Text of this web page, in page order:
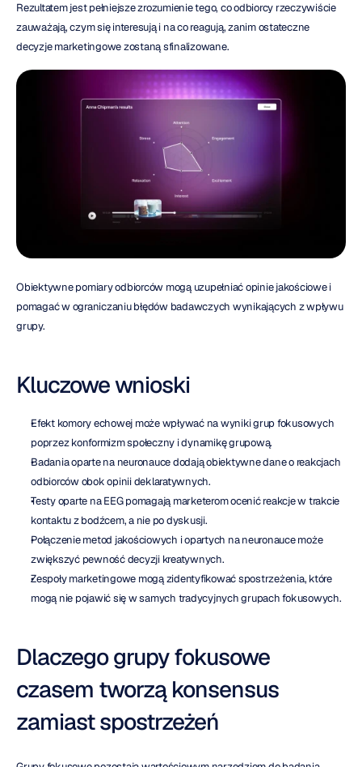
Rezultatem jest pełniejsze zrozumienie tego, co odbiorcy rzeczywiście
zauważają, czym się interesują i na co reagują, zanim ostateczne
decyzje marketingowe zostaną sfinalizowane.
Obiektywne pomiary odbiorców mogą uzupełniać opinie jakościowe i
pomagać w ograniczaniu błędów badawczych wynikających z wpływu
grupy.
Kluczowe wnioski
Efekt komory echowej może wpływać na wyniki grup fokusowych
poprzez konformizm społeczny i dynamikę grupową.
Badania oparte na neuronauce dodają obiektywne dane o reakcjach
odbiorców obok opinii deklaratywnych.
Testy oparte na EEG pomagają marketerom ocenić reakcje w trakcie
kontaktu z bodźcem, a nie po dyskusji.
Połączenie metod jakościowych i opartych na neuronauce może
zwiększyć pewność decyzji kreatywnych.
Zespoły marketingowe mogą zidentyfikować spostrzeżenia, które
mogą nie pojawić się w samych tradycyjnych grupach fokusowych.
Dlaczego grupy fokusowe
czasem tworzą konsensus
zamiast spostrzeżeń